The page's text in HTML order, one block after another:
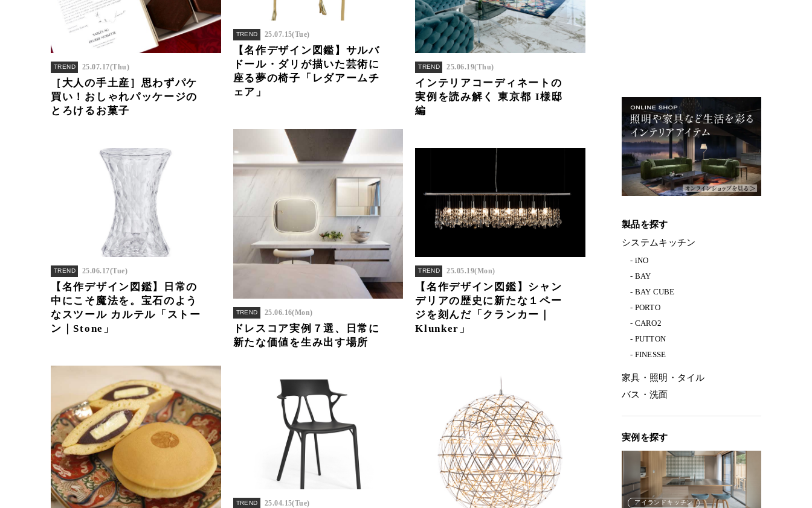
TREND 25.07.17(Thu)
［大人の手土産］思わずパケ
買い！おしゃれパッケージの
とろけるお菓子
TREND 25.07.15(Tue)
【名作デザイン図鑑】サルバ
ドール・ダリが描いた芸術に
座る夢の椅子「レダアームチ
ェア」
TREND 25.06.19(Thu)
インテリアコーディネートの
実例を読み解く 東京都 I様邸
編
TREND 25.06.17(Tue)
【名作デザイン図鑑】日常の
中にこそ魔法を。宝石のよう
なスツール カルテル「ストー
ン｜Stone」
TREND 25.06.16(Mon)
ドレスコア実例７選、日常に
新たな価値を生み出す場所
TREND 25.05.19(Mon)
【名作デザイン図鑑】シャン
デリアの歴史に新たな１ペー
ジを刻んだ「クランカー｜
Klunker」
TREND 25.04.15(Tue)
製品を探す
システムキッチン
iNO
BAY
BAY CUBE
PORTO
CARO2
PUTTON
FINESSE
家具・照明・タイル
バス・洗面
実例を探す
アイランドキッチン